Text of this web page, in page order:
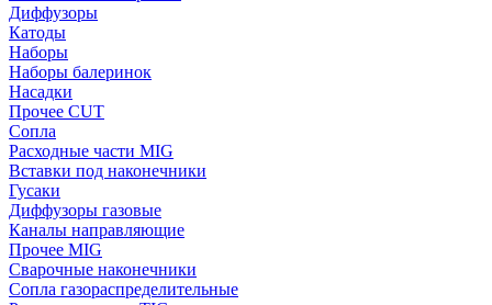
Диффузоры
Катоды
Наборы
Наборы балеринок
Насадки
Прочее CUT
Сопла
Расходные части MIG
Вставки под наконечники
Гусаки
Диффузоры газовые
Каналы направляющие
Прочее MIG
Сварочные наконечники
Сопла газораспределительные